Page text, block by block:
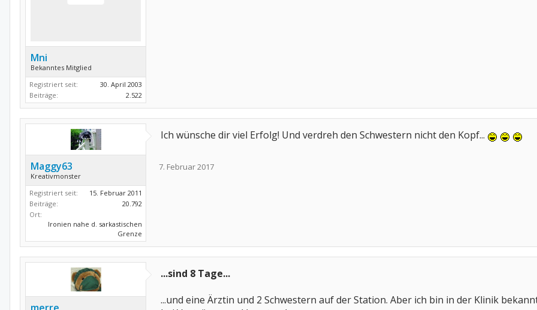
Mni
Bekanntes Mitglied
Registriert seit:
30. April 2003
Beiträge:
2.522
Maggy63
Kreativmonster
Registriert seit:
15. Februar 2011
Beiträge:
20.792
Ort:
Ironien nahe d. sarkastischen
Grenze
Ich wünsche dir viel Erfolg! Und verdreh den Schwestern nicht den Kopf...
7. Februar 2017
...sind 8 Tage...
...und eine Ärztin und 2 Schwestern auf der Station. Aber ich bin in der Klinik